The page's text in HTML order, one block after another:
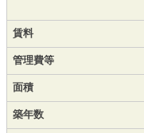
賃料
管理費等
面積
築年数